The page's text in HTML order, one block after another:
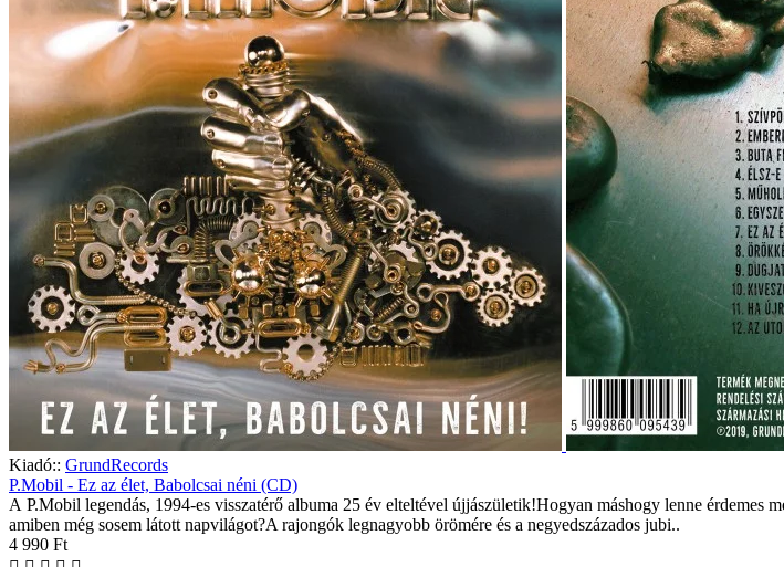
Kiadó:: GrundRecords
P.Mobil - Ez az élet, Babolcsai néni (CD)
A P.Mobil legendás, 1994-es visszatérő albuma 25 év elteltével újjászületik!Hogyan máshogy lenne
amiben még sosem látott napvilágot?A rajongók legnagyobb örömére és a negyedszázados jubi..
4 990 Ft